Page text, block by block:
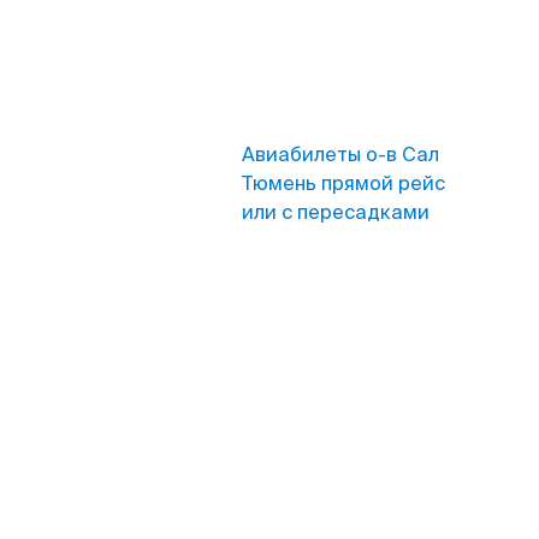
Авиабилеты о-в Сал
Тюмень прямой рейс
или с пересадками